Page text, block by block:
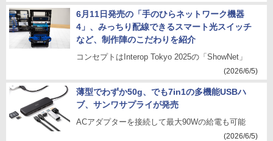
6月11日発売の「手のひらネットワーク機器
4」、みっちり配線できるスマート光スイッチ
など、制作陣のこだわりを紹介
コンセプトはInterop Tokyo 2025の「ShowNet」
(2026/6/5)
薄型でわずか50g、でも7in1の多機能USBハ
ブ、サンワサプライが発売
ACアダプターを接続して最大90Wの給電も可能
(2026/6/5)